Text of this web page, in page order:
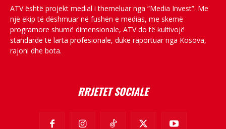
ATV është projekt medial i themeluar nga “Media Invest”. Me
një ekip të dëshmuar në fushën e medias, me skemë
programore shumë dimensionale, ATV do të kultivojë
standarde të larta profesionale, duke raportuar nga Kosova,
rajoni dhe bota.
RRJETET SOCIALE